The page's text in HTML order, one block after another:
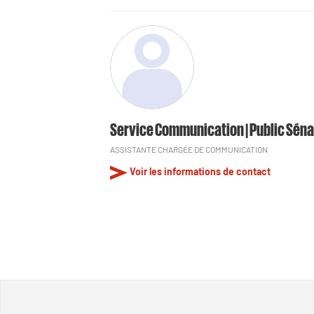
Service Communication | Public
ASSISTANTE CHARGÉE DE COMMUNICATION
Voir les informations de contact